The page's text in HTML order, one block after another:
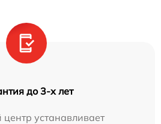
до 3-х лет
устанавливает